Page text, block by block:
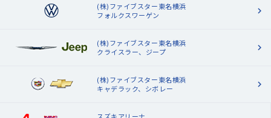
(株)ファイブスター東名横浜
フォルクスワーゲン
(株)ファイブスター東名横浜
クライスラー、ジープ
(株)ファイブスター東名横浜
キャデラック、シボレー